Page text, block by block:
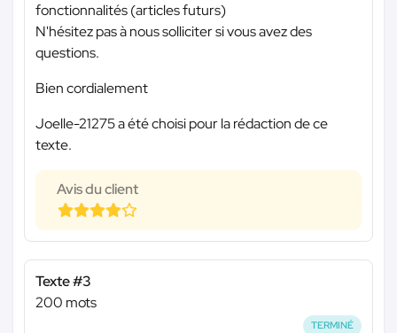
fonctionnalités (articles futurs)
N'hésitez pas à nous solliciter si vous avez des
questions.
Bien cordialement
Joelle-21275 a été choisi pour la rédaction de ce
texte.
Avis du client
Texte #3
200 mots
TERMINÉ